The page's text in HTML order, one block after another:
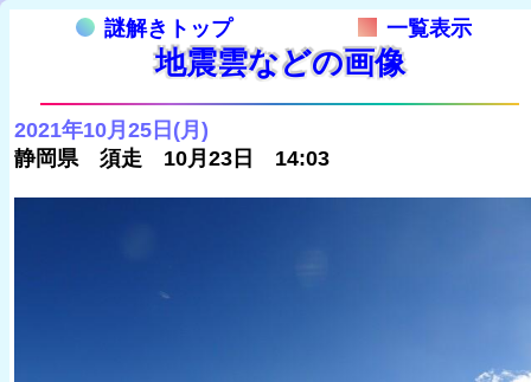
謎解きトップ 一覧表示
地震雲などの画像
2021年10月25日(月)
静岡県 須走 10月23日 14:03